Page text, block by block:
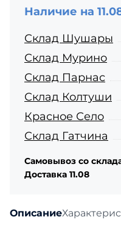
Описание
Наличие на
Склад Шушары
Склад Мурино
Склад Парнас
Склад Колтуши
Красное Село
Склад Гатчина
Самовывоз со
Доставка 11.08